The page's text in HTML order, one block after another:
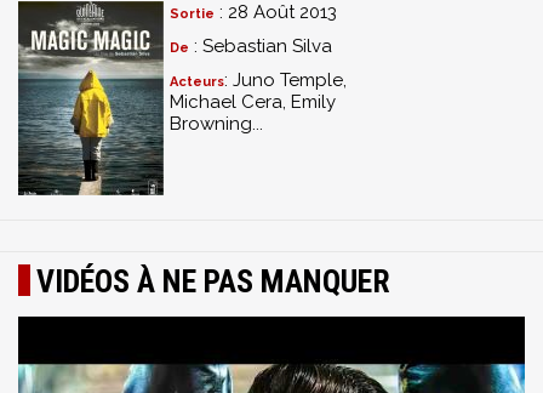
Sortie : 28 Août 2013
De : Sebastian Silva
Acteurs: Juno Temple,
Michael Cera, Emily
Browning...
VIDÉOS À NE PAS MANQUER